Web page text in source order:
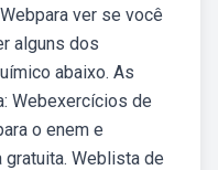
ver se você
alguns dos
abaixo. As
Webexercícios de
o enem e
Weblista de